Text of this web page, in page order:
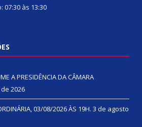
às 13:30
A PRESIDÊNCIA DA CÂMARA
2026
03/08/2026 ÀS 19H. 3 de agosto